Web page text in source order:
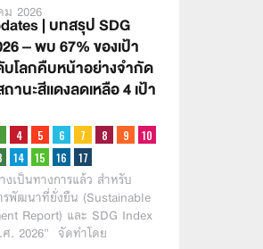
ม 2026
| บทสรุป SDG
– พบ 67% ของเป้า
บโลกคืบหน้าอย่างจำกัด
านะสีเเดงลดเหลือ 4 เป้า
งเป็นทางการแล้ว สำหรับ
รพัฒนาที่ยั่งยืน (Sustainable
Report) และ SDG Index
. 2026” จัดทำโดย